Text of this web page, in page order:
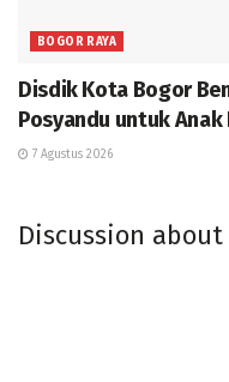
BOGOR RAYA
Disdik Kota Bogor
Posyandu untuk
7 Agustus 2026
Discussion